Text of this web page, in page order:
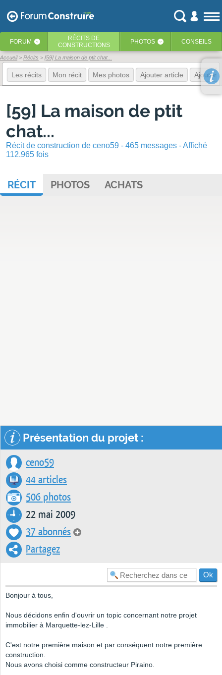
FORUM ‹ RÉCITS DE
CONSTRUCTIONS
PHOTOS ‹ CONSEILS
Accueil Récits [59] La maison de ptit chat...
Les récits Mon récit Mes photos Ajouter article Ajouter
[59] La maison de ptit
chat...
Récit de construction de ceno59 - 465 messages - Affiché
112.965 fois
RÉCIT PHOTOS ACHATS
Présentation du projet :
ceno59
44 articles
506 photos
22 mai 2009
37 abonnés
Partagez
Bonjour à tous,
Nous décidons enfin d'ouvrir un topic concernant notre projet
immobilier à Marquette-lez-Lille .
C'est notre première maison et par conséquent notre première
construction.
Nous avons choisi comme constructeur Piraino.